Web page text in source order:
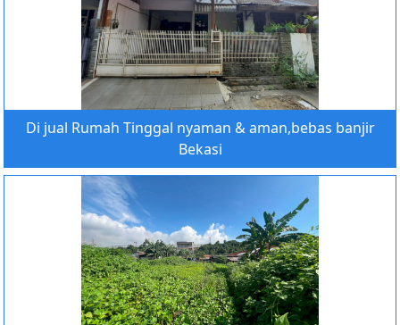
Di jual Rumah Tinggal nyaman & aman,bebas banjir
Bekasi